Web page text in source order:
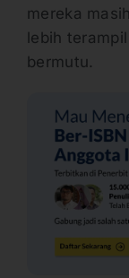
mereka
lebih
bermutu.